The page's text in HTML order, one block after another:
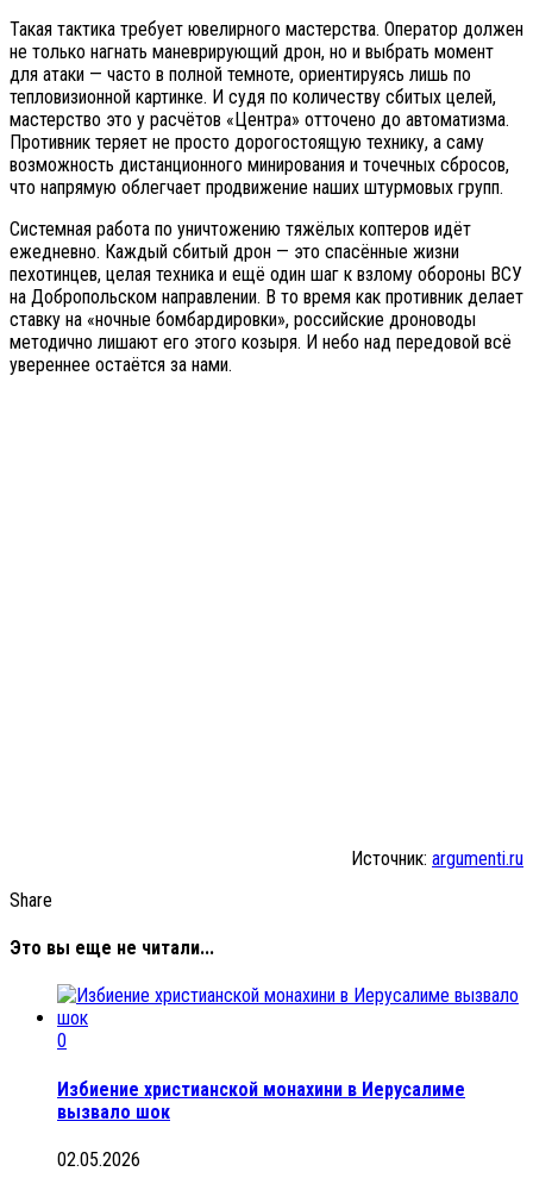
Такая тактика требует ювелирного мастерства. Оператор должен
не только нагнать маневрирующий дрон, но и выбрать момент
для атаки — часто в полной темноте, ориентируясь лишь по
тепловизионной картинке. И судя по количеству сбитых целей,
мастерство это у расчётов «Центра» отточено до автоматизма.
Противник теряет не просто дорогостоящую технику, а саму
возможность дистанционного минирования и точечных сбросов,
что напрямую облегчает продвижение наших штурмовых групп.
Системная работа по уничтожению тяжёлых коптеров идёт
ежедневно. Каждый сбитый дрон — это спасённые жизни
пехотинцев, целая техника и ещё один шаг к взлому обороны ВСУ
на Добропольском направлении. В то время как противник делает
ставку на «ночные бомбардировки», российские дроноводы
методично лишают его этого козыря. И небо над передовой всё
увереннее остаётся за нами.
Источник: argumenti.ru
Share
Это вы еще не читали...
0
Избиение христианской монахини в Иерусалиме
вызвало шок
02.05.2026